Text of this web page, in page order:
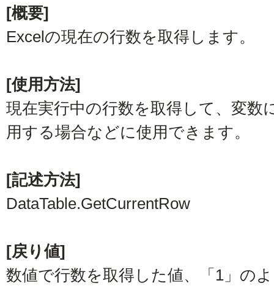
[概要]
Excelの現在の行数を取得します。
[使用方法]
現在実行中の行数を取得して、変数
用する場合などに使用できます。
[記述方法]
DataTable.GetCurrentRow
[戻り値]
数値で行数を取得した値、「1」の